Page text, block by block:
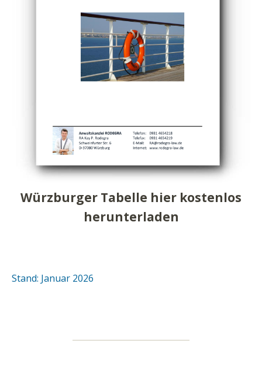
Würzburger Tabelle hier kostenlos
herunterladen
Stand: Januar 2026